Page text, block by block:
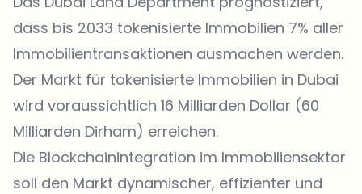
dass bis 2033 tokenisierte Immobilien 7% aller
Immobilientransaktionen ausmachen werden.
Der Markt für tokenisierte Immobilien in Dubai
wird voraussichtlich 16 Milliarden Dollar (60
Milliarden Dirham) erreichen.
Die Blockchainintegration im Immobiliensektor
soll den Markt dynamischer, effizienter und